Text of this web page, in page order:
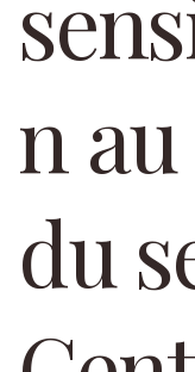
n
du